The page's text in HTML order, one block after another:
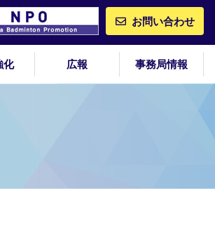
お問い合わせ
化 広報 事務局情報